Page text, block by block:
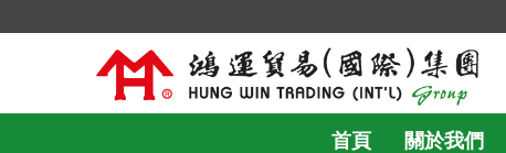
首頁 關於我們